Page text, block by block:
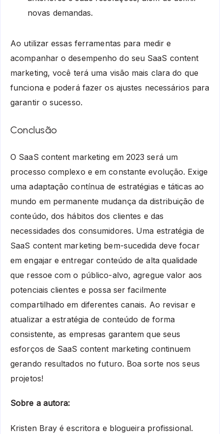
novas demandas.
Ao utilizar essas ferramentas para medir e
acompanhar o desempenho do seu SaaS content
marketing, você terá uma visão mais clara do que
funciona e poderá fazer os ajustes necessários para
garantir o sucesso.
Conclusão
O SaaS content marketing em 2023 será um
processo complexo e em constante evolução. Exige
uma adaptação contínua de estratégias e táticas ao
mundo em permanente mudança da distribuição de
conteúdo, dos hábitos dos clientes e das
necessidades dos consumidores. Uma estratégia de
SaaS content marketing bem-sucedida deve focar
em engajar e entregar conteúdo de alta qualidade
que ressoe com o público-alvo, agregue valor aos
potenciais clientes e possa ser facilmente
compartilhado em diferentes canais. Ao revisar e
atualizar a estratégia de conteúdo de forma
consistente, as empresas garantem que seus
esforços de SaaS content marketing continuem
gerando resultados no futuro. Boa sorte nos seus
projetos!
Sobre a autora:
Kristen Bray é escritora e blogueira profissional.